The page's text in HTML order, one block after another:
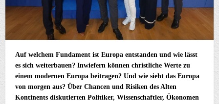
Auf welchem Fundament ist Europa entstanden und wie lässt
es sich weiterbauen? Inwiefern können christliche Werte zu
einem modernen Europa beitragen? Und wie sieht das Europa
von morgen aus? Über Chancen und Risiken des Alten
Kontinents diskutierten Politiker, Wissenschaftler, Ökonomen